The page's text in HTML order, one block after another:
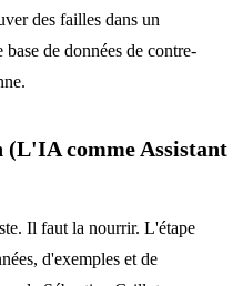
des failles dans un
de données de contre-
comme Assistant
Il faut la nourrir. L'étape
d'exemples et de